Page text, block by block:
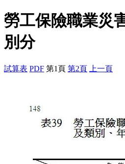
勞工保險職業災
別分
試算表 PDF 第1頁 第2頁 上一頁